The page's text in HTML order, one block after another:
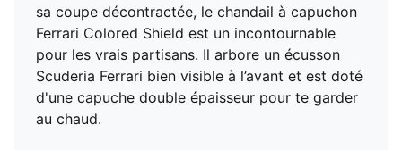
sa coupe décontractée, le chandail à capuchon
Ferrari Colored Shield est un incontournable
pour les vrais partisans. Il arbore un écusson
Scuderia Ferrari bien visible à l’avant et est doté
d'une capuche double épaisseur pour te garder
au chaud.